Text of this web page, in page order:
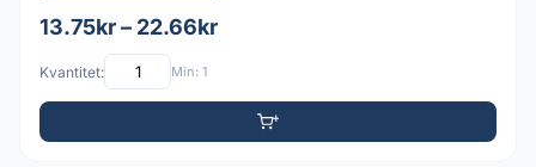
13.75kr – 22.66kr
Kvantitet: Min: 1